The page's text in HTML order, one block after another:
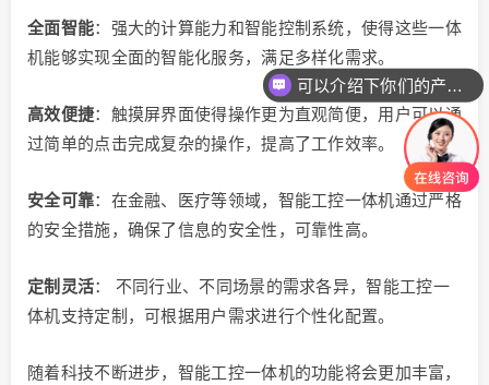
全面智能：强大的计算能力和智能控制系统，使得这些一体
机能够实现全面的智能化服务，满足多样化需求。
高效便捷：触摸屏界面使得操作更为直观简便，用户可以通
过简单的点击完成复杂的操作，提高了工作效率。
安全可靠：在金融、医疗等领域，智能工控一体机通过严格
的安全措施，确保了信息的安全性，可靠性高。
定制灵活： 不同行业、不同场景的需求各异，智能工控一
体机支持定制，可根据用户需求进行个性化配置。
随着科技不断进步，智能工控一体机的功能将会更加丰富，